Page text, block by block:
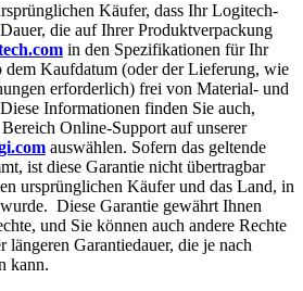
Käufer, dass Ihr Logitech-
die auf Ihrer Produktverpackung
in den Spezifikationen für Ihr
dem Kaufdatum (oder der Lieferung, wie
erforderlich) frei von Material- und
Informationen finden Sie auch,
Online-Support auf unserer
auswählen. Sofern das geltende
ist diese Garantie nicht übertragbar
ursprünglichen Käufer und das Land, in
Diese Garantie gewährt Ihnen
und Sie können auch andere Rechte
längeren Garantiedauer, die je nach
kann.